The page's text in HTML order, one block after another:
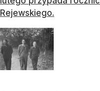
Rejewskiego.